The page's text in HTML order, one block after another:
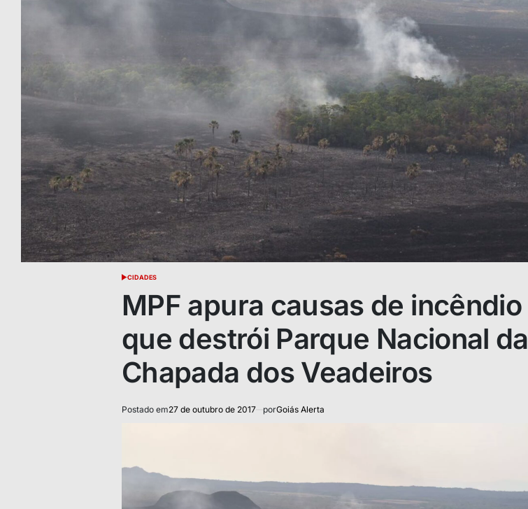
POSTED
CIDADES
MPF apura causas de incêndio
que destrói Parque Nacional da
Chapada dos Veadeiros
Postado em27 de outubro de 2017 porGoiás Alerta